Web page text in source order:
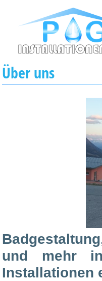
Über uns
und mehr
Installationen